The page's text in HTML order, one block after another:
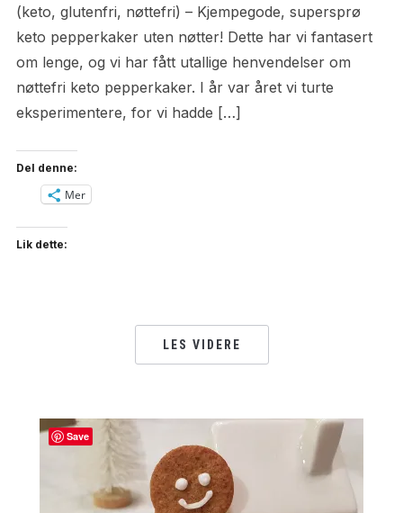
(keto, glutenfri, nøttefri) – Kjempegode, supersprø
keto pepperkaker uten nøtter! Dette har vi fantasert
om lenge, og vi har fått utallige henvendelser om
nøttefri keto pepperkaker. I år var året vi turte
eksperimentere, for vi hadde […]
Del denne:
Mer
Lik dette:
LES VIDERE
Save